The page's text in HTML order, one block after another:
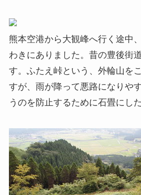
熊本空港から大観峰へ行く途中
わきにありました。昔の豊後街
す。ふたえ峠という、外輪山を
すが、雨が降って悪路になりや
うのを防止するために石畳にし